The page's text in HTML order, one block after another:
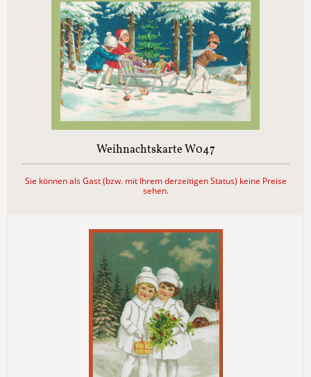
Weihnachtskarte W047
Sie können als Gast (bzw. mit Ihrem derzeitigen Status) keine Preise
sehen.